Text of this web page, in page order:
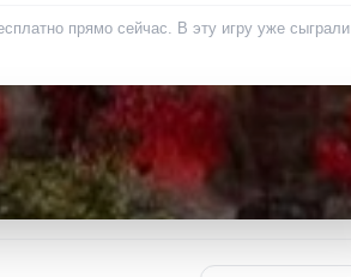
прямо сейчас. В эту игру уже сыграли